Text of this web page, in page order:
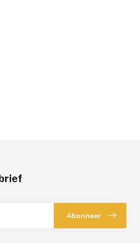
Abonneer